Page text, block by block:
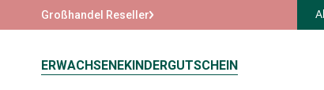
Großhandel Reseller
ERWACHSENEKINDERGUTSCHEIN